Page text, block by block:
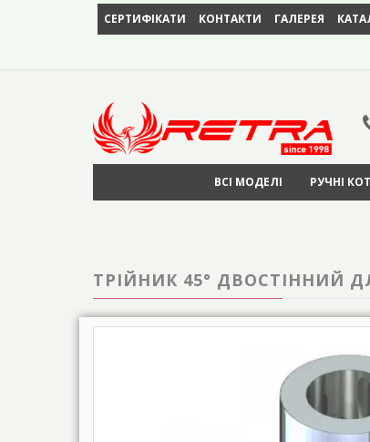
СЕРТИФІКАТИ КОНТАКТИ ГАЛЕРЕЯ
ВСІ МОДЕЛІ РУЧНІ
ТРІЙНИК 45° ДВОСТІННИЙ